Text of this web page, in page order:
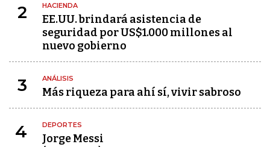
2 HACIENDA
EE.UU. brindará asistencia de
seguridad por US$1.000 millones al
nuevo gobierno
3 ANÁLISIS
Más riqueza para ahí sí, vivir sabroso
4 DEPORTES
Jorge Messi